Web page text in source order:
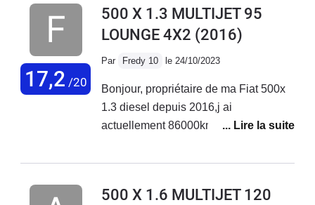
17,2 /20
500 X 1.3 MULTIJET 95
LOUNGE 4X2 (2016)
Par Fredy 10 le 24/10/2023
Bonjour, propriétaire de ma Fiat 500x
1.3 diesel depuis 2016,j ai
actuellement 86000km au compteur
Entretien courant effectué chez Fiat
polyvalent.
500 X 1.6 MULTIJET 120